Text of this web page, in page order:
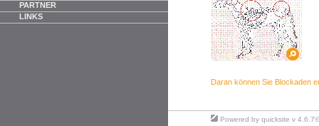
PARTNER
LINKS
Daran können Sie Blockaden
Powered by quicksite v